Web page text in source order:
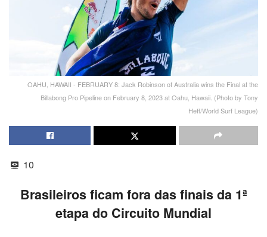
OAHU, HAWAII - FEBRUARY 8: Jack Robinson of Australia wins the Final at the
Billabong Pro Pipeline on February 8, 2023 at Oahu, Hawaii. (Photo by Tony
Heff/World Surf League)
10
Brasileiros ficam fora das finais da 1ª
etapa do Circuito Mundial